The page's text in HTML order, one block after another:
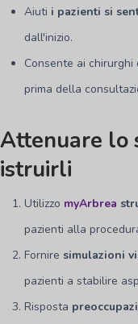
Aiuti i pazienti si
dall'inizio.
Consente ai
prima della
Attenuare lo
istruirli
Utilizzo myArbrea
pazienti alla
Fornire simulazioni
pazienti a stabilire
Risposta